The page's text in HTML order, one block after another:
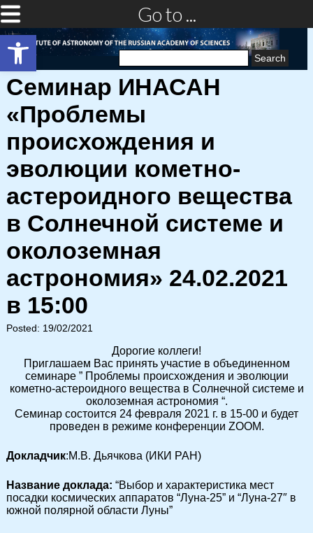
Open toolbar
Go to ...
Search
Семинар ИНАСАН
«Проблемы
происхождения и
эволюции кометно-
астероидного вещества
в Солнечной системе и
околоземная
астрономия» 24.02.2021
в 15:00
Posted: 19/02/2021
Дорогие коллеги!
Приглашаем Вас принять участие в объединенном
семинаре ” Проблемы происхождения и эволюции
кометно-астероидного вещества в Солнечной системе и
околоземная астрономия “.
Семинар состоится 24 февраля 2021 г. в 15-00 и будет
проведен в режиме конференции ZOOM.
Докладчик:М.В. Дьячкова (ИКИ РАН)
Название доклада: “Выбор и характеристика мест
посадки космических аппаратов “Луна-25” и “Луна-27″ в
южной полярной области Луны”